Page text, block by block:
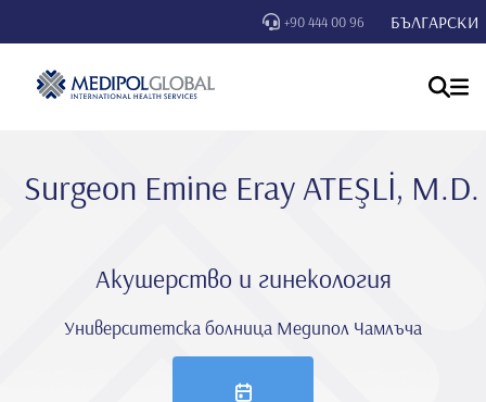
+90 444 00 96 БЪЛГАРСКИ
Surgeon Emi̇ne Eray ATEŞLİ, M.D.
Акушерство и гинекология
Университетска болница Медипол Чамлъча